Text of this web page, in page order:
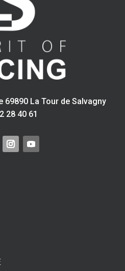
69890 La Tour de Salvagny
28 40 61